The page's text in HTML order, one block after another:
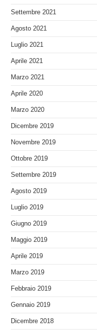
Settembre 2021
Agosto 2021
Luglio 2021
Aprile 2021
Marzo 2021
Aprile 2020
Marzo 2020
Dicembre 2019
Novembre 2019
Ottobre 2019
Settembre 2019
Agosto 2019
Luglio 2019
Giugno 2019
Maggio 2019
Aprile 2019
Marzo 2019
Febbraio 2019
Gennaio 2019
Dicembre 2018